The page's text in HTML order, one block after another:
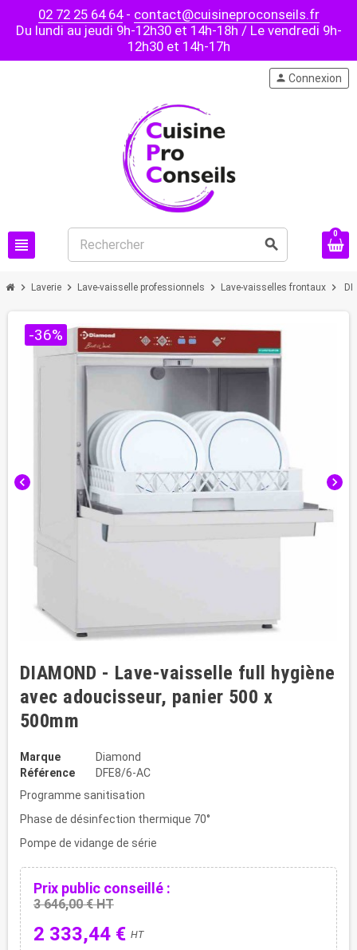
02 72 25 64 64- contact@cuisineproconseils.fr
Du lundi au jeudi 9h-12h30 et 14h-18h / Le vendredi 9h-
12h30 et 14h-17h
view_headline search
person Connexion
0
chevron_right Laverie chevron_right Lave-vaisselle professionnels chevron_right Lave-vaisselles frontaux chevron_right
chevron_left chevron_right
-36%
DIAMOND - Lave-vaisselle full hygiène
avec adoucisseur, panier 500 x
500mm
Marque
Diamond
Référence
DFE8/6-AC
Programme sanitisation
Phase de désinfection thermique 70°
Pompe de vidange de série
Prix public conseillé :
3 646,00 € HT
2 333,44 € HT